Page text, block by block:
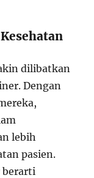
dilibatkan
Dengan
lebih
pasien.
berarti